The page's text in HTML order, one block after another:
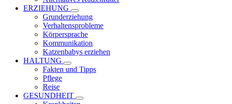
ERZIEHUNG
Grunderziehung
Verhaltensprobleme
Körpersprache
Kommunikation
Katzenbabys erziehen
HALTUNG
Fakten und Tipps
Pflege
Reise
GESUNDHEIT